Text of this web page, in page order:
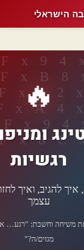
🔥
רגשיות
איך להגיב, ואיך
עצמך
משיחה וחשבת: "רגע…
מגזים/ה?"
הישראלי